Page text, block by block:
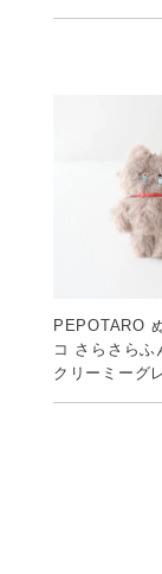
PEPOTARO
コ さらさらふ
クリーミーグ